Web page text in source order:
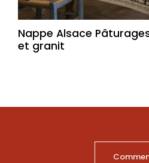
Nappe Alsace
et granit